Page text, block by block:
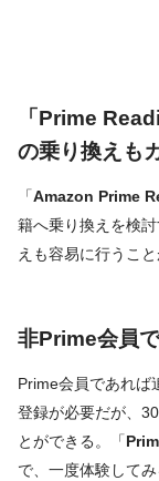
「Prime
の乗り換えも
「 Amazon Prime
籍へ乗り換えを検討
えも容易に行うこと
非Prime会員
Prime会員であれば
登録が必要だが、
とができる。「
で、一度体験して